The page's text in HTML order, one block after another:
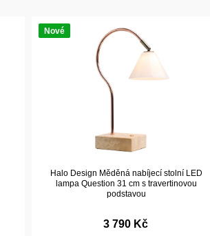
Nové
Halo Design Měděná nabíjecí stolní LED
lampa Question 31 cm s travertinovou
podstavou
3 790 Kč